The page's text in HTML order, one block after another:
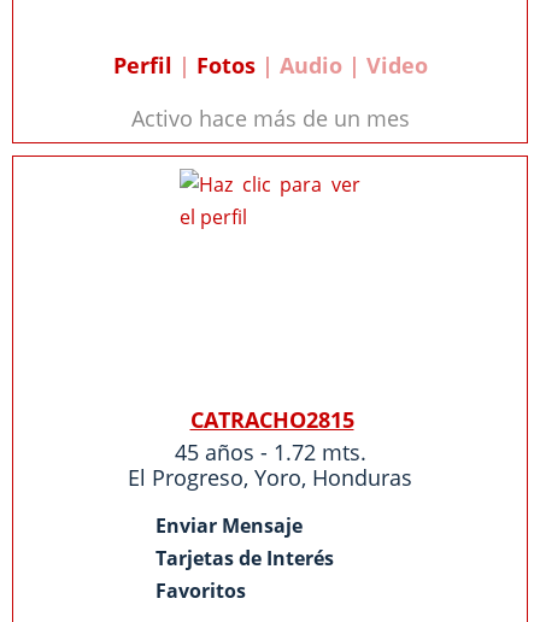
Perfil | Fotos| Audio | Video
Activo hace más de un mes
CATRACHO2815
45 años - 1.72 mts.
El Progreso, Yoro, Honduras
Enviar Mensaje
Tarjetas de Interés
Favoritos